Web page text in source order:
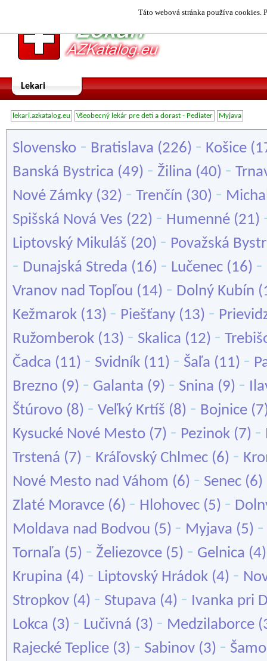
Táto webová stránka používa cookies.
Lekari
lekari.azkatalog.eu Všeobecný lekár pre deti a dorast - Pediater Myjava
Slovensko - Bratislava (226) - Košice
Banská Bystrica (49) - Žilina (40) -
Nové Zámky (32) - Trenčín (30) -
Spišská Nová Ves (22) - Humenné (21)
Liptovský Mikuláš (20) - Považská
- Dunajská Streda (16) - Lučenec (16) -
Vranov nad Topľou (14) - Dolný Kubín
Kežmarok (13) - Piešťany (13) -
Ružomberok (13) - Skalica (12) -
Čadca (11) - Svidník (11) - Šaľa (11) -
Brezno (9) - Galanta (9) - Snina (9) -
Štúrovo (8) - Veľký Krtíš (8) - Bojnice
Kysucké Nové Mesto (7) - Pezinok (7) -
Trstená (7) - Kráľovský Chlmec (6) -
Nové Mesto nad Váhom (6) - Senec (6)
Zlaté Moravce (6) - Hlohovec (5) -
Moldava nad Bodvou (5) - Myjava (5) -
Tornaľa (5) - Želiezovce (5) - Gelnica
Krupina (4) - Liptovský Hrádok (4) -
Stropkov (4) - Stupava (4) - Ivanka pri
Lokca (3) - Lučivná (3) - Medzilaborce
Rajecké Teplice (3) - Sabinov (3) -